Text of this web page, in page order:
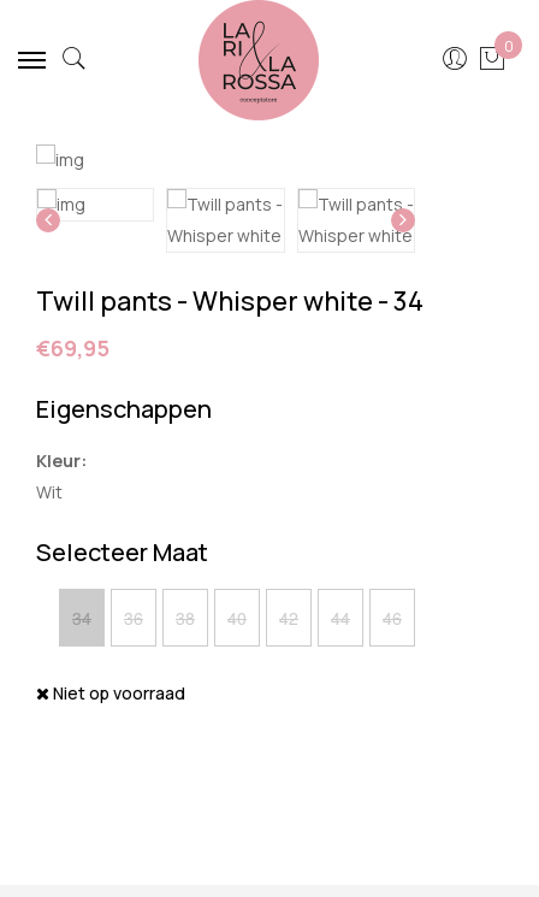
0
Twill pants - Whisper white - 34
€69,95
Eigenschappen
Kleur:
Wit
Selecteer Maat
34 36 38 40 42 44 46
Niet op voorraad